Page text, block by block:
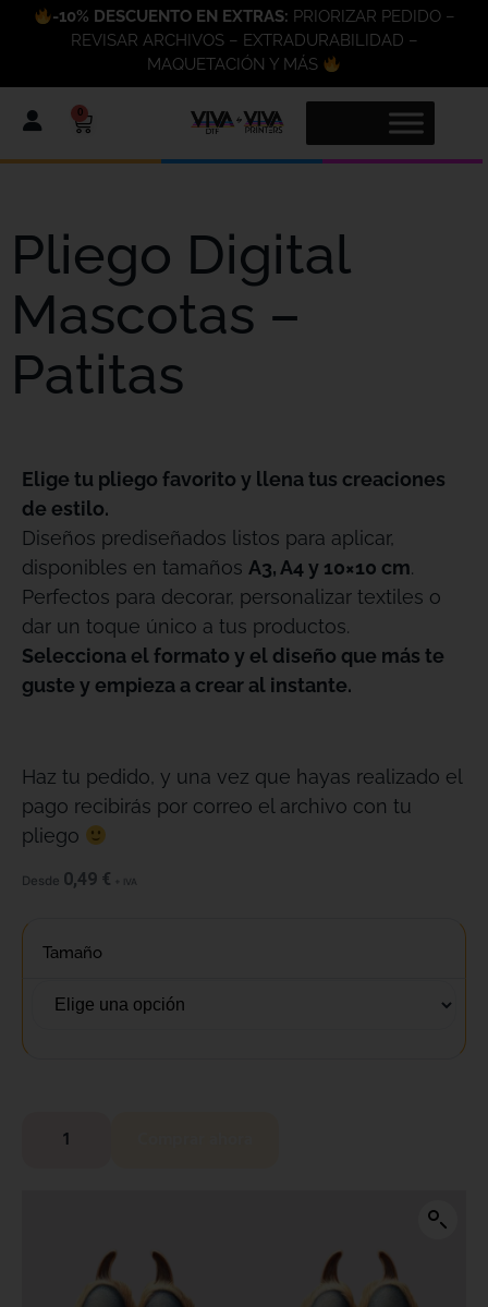
-10% DESCUENTO EN EXTRAS: PRIORIZAR PEDIDO –
REVISAR ARCHIVOS – EXTRADURABILIDAD –
MAQUETACIÓN Y MÁS
0
Pliego Digital
Mascotas –
Patitas
Elige tu pliego favorito y llena tus creaciones
de estilo.
Diseños prediseñados listos para aplicar,
disponibles en tamaños A3, A4 y 10×10 cm.
Perfectos para decorar, personalizar textiles o
dar un toque único a tus productos.
Selecciona el formato y el diseño que más te
guste y empieza a crear al instante.
Haz tu pedido, y una vez que hayas realizado el
pago recibirás por correo el archivo con tu
pliego
Desde 0,49 € + IVA
Tamaño